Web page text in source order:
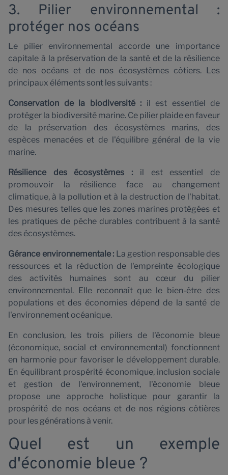
3. Pilier environnemental :
protéger nos océans
Le pilier environnemental accorde une importance
capitale à la préservation de la santé et de la résilience
de nos océans et de nos écosystèmes côtiers. Les
principaux éléments sont les suivants :
Conservation de la biodiversité : il est essentiel de
protéger la biodiversité marine. Ce pilier plaide en faveur
de la préservation des écosystèmes marins, des
espèces menacées et de l'équilibre général de la vie
marine.
Résilience des écosystèmes : il est essentiel de
promouvoir la résilience face au changement
climatique, à la pollution et à la destruction de l'habitat.
Des mesures telles que les zones marines protégées et
les pratiques de pêche durables contribuent à la santé
des écosystèmes.
Gérance environnementale : La gestion responsable des
ressources et la réduction de l'empreinte écologique
des activités humaines sont au cœur du pilier
environnemental. Elle reconnaît que le bien-être des
populations et des économies dépend de la santé de
l'environnement océanique.
En conclusion, les trois piliers de l'économie bleue
(économique, social et environnemental) fonctionnent
en harmonie pour favoriser le développement durable.
En équilibrant prospérité économique, inclusion sociale
et gestion de l'environnement, l'économie bleue
propose une approche holistique pour garantir la
prospérité de nos océans et de nos régions côtières
pour les générations à venir.
Quel est un exemple
d'économie bleue ?